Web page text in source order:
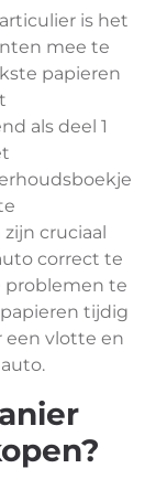
is het
mee te
papieren
als deel 1
cruciaal
correct te
problemen te
tijdig
een vlotte en